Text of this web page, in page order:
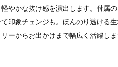
やかな抜け感を演出します。付属の
印象チェンジも。ほんのり透ける
ーからお出かけまで幅広く活躍しま